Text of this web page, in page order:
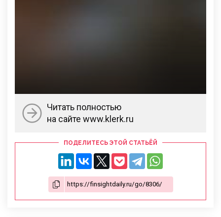
Читать полностью
на сайте www.klerk.ru
ПОДЕЛИТЕСЬ ЭТОЙ СТАТЬЁЙ